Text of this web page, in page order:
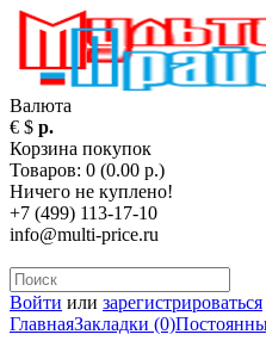
Валюта
€ $ р.
Корзина покупок
Товаров: 0 (0.00 р.)
Ничего не куплено!
+7 (499) 113-17-10
info@multi-price.ru
Войти или зарегистрироваться
ГлавнаяЗакладки (0)